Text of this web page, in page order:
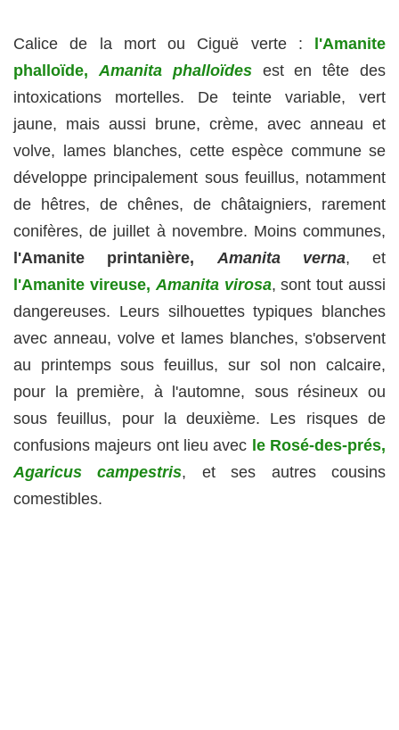
Calice de la mort ou Ciguë verte :
l'Amanite
phalloïde,Amanita phalloïdesest en tête des
intoxications mortelles. De teinte variable, vert
jaune, mais aussi brune, crème, avec anneau et
volve, lames blanches, cette espèce commune se
développe principalement sous feuillus, notamment
de hêtres, de chênes, de châtaigniers, rarement
conifères, de juillet à novembre. Moins communes,
l'Amanite printanière,Amanita verna, et
l'Amanite vireuse,Amanita virosa, sont tout aussi
dangereuses. Leurs silhouettes typiques blanches
avec anneau, volve et lames blanches, s'observent
au printemps sous feuillus, sur sol non calcaire,
pour la première, à l'automne, sous résineux ou
sous feuillus, pour la deuxième. Les risques de
confusions majeurs ont lieu avec le Rosé-des-prés,
Agaricus campestris, et ses autres cousins
comestibles.